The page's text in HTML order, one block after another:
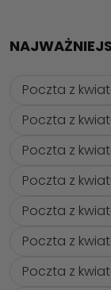
Poczta z
Poczta z
Poczta z
Poczta z
Poczta z
Poczta z
Poczta z